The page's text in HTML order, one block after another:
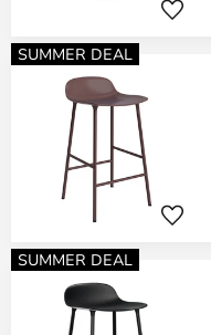
SUMMER DEAL
SUMMER DEAL